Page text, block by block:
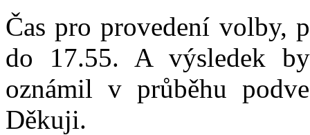
Čas pro provedení volby,
do 17.55. A výsledek
oznámil v průběhu
Děkuji.